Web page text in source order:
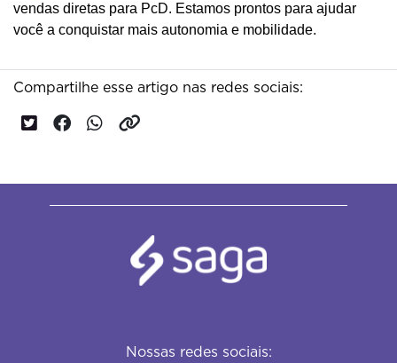
vendas diretas para PcD. Estamos prontos para ajudar
você a conquistar mais autonomia e mobilidade.
Compartilhe esse artigo nas redes sociais:
Nossas redes sociais: